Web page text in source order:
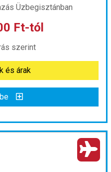
Ft-tól
és árak
Üzbegisztánban
Ft-tól
szerint
és árak
Üzbegisztán nagykörút: Az Aral-tó partjától a Tien-san kapujáig ****